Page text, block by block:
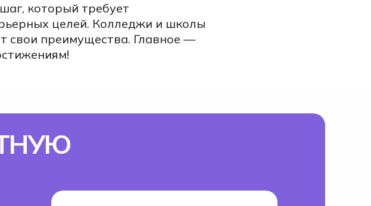
который требует
целей. Колледжи и школы
свои преимущества. Главное —